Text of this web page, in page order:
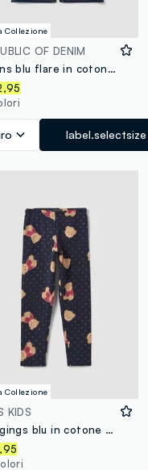
Collezione
OF DENIM
Jeans blu flare in cotone e viscosa elasticizzata per bambina
label.selectsize
Collezione
KIDS
Leggings blu in cotone organico elasticizzato con stampa orsetti per bambina